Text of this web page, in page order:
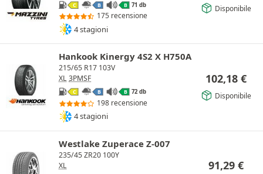
C B B 71 db
175 recensione
4 stagioni
Disponibile
Hankook Kinergy 4S2 X H750A
215/65 R17 103V
XL 3PMSF
C B B 72 db
198 recensione
4 stagioni
102,18 €
Disponibile
Westlake Zuperace Z-007
235/45 ZR20 100Y
XL
91,29 €